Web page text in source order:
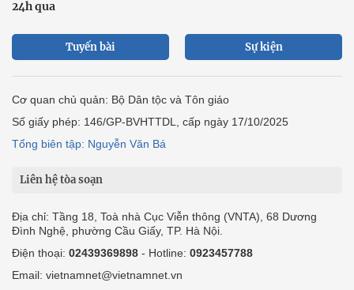
24h qua
Tuyến bài Sự kiện
Cơ quan chủ quản: Bộ Dân tộc và Tôn giáo
Số giấy phép: 146/GP-BVHTTDL, cấp ngày 17/10/2025
Tổng biên tập: Nguyễn Văn Bá
Liên hệ tòa soạn
Địa chỉ: Tầng 18, Toà nhà Cục Viễn thông (VNTA), 68 Dương
Đình Nghệ, phường Cầu Giấy, TP. Hà Nội.
Điện thoại: 02439369898 - Hotline: 0923457788
Email: vietnamnet@vietnamnet.vn